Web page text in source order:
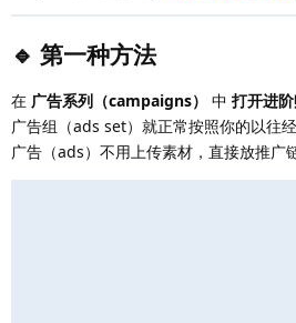
🔹 第一种方法
在 广告系列（campaigns） 中 打开进
广告组（ads set）就正常按照你的以往经
广告（ads）不用上传素材，直接放推广